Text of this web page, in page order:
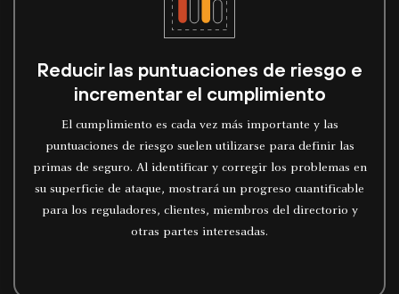
Reducir las puntuaciones de riesgo e
incrementar el cumplimiento
El cumplimiento es cada vez más importante y las
puntuaciones de riesgo suelen utilizarse para definir las
primas de seguro. Al identificar y corregir los problemas en
su superficie de ataque, mostrará un progreso cuantificable
para los reguladores, clientes, miembros del directorio y
otras partes interesadas.